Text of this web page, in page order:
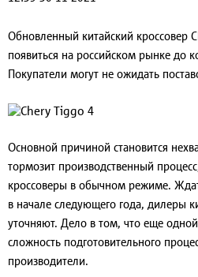
Обновленный китайский кроссовер
появиться на российском рынке до
Покупатели могут не ожидать
Основной причиной становится
тормозит производственный
кроссоверы в обычном режиме.
в начале следующего года, дилеры
уточняют. Дело в том, что еще
сложность подготовительного
производители.